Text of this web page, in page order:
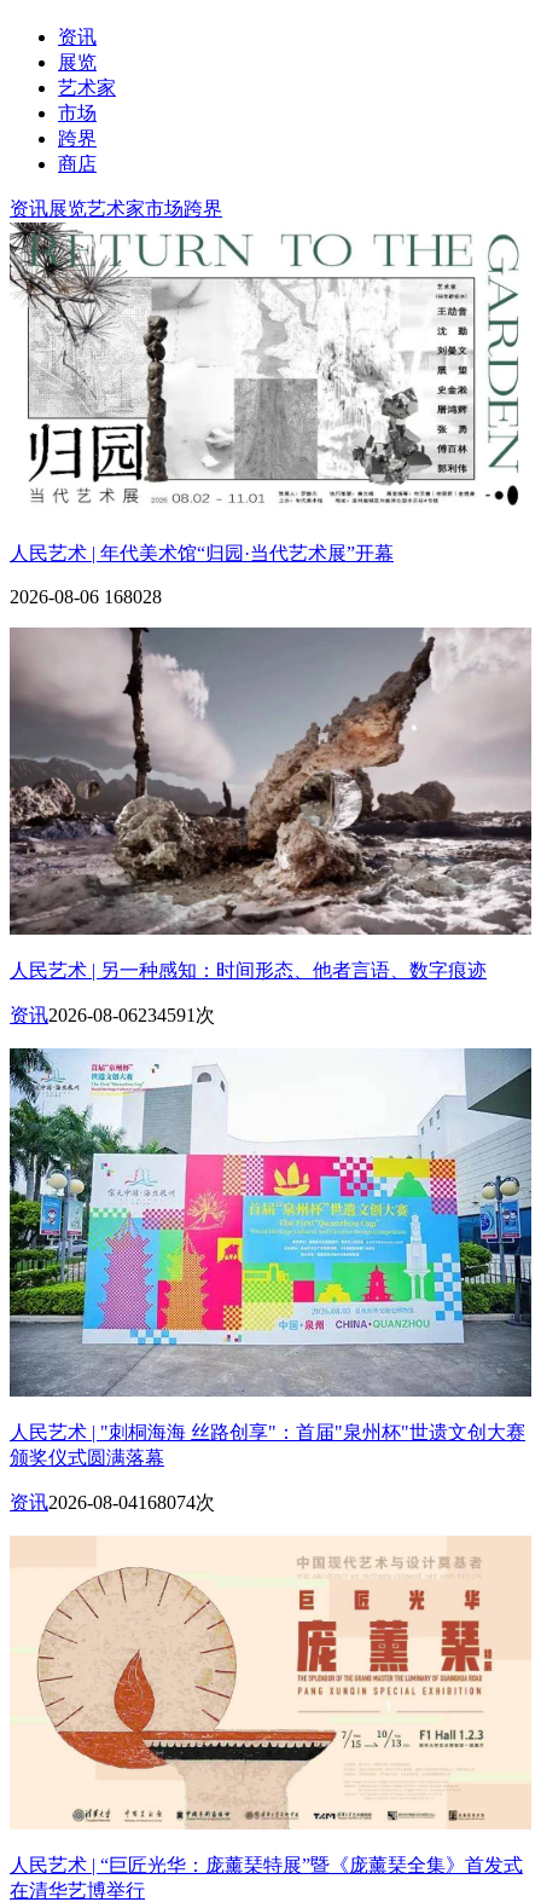
资讯
展览
艺术家
市场
跨界
商店
资讯展览艺术家市场跨界
人民艺术 | 年代美术馆“归园·当代艺术展”开幕
2026-08-06 168028
人民艺术 | 另一种感知：时间形态、他者言语、数字痕迹
资讯2026-08-06234591次
人民艺术 | "刺桐海海 丝路创享"：首届"泉州杯"世遗文创大赛
颁奖仪式圆满落幕
资讯2026-08-04168074次
人民艺术 | “巨匠光华：庞薰琹特展”暨《庞薰琹全集》首发式
在清华艺博举行